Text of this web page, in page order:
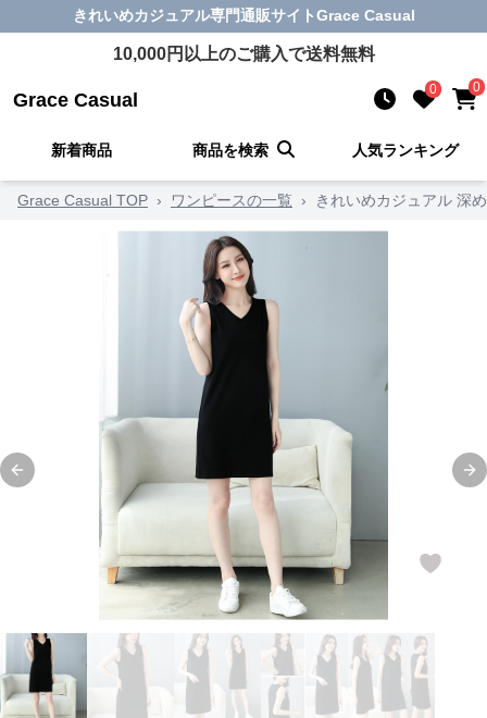
きれいめカジュアル専門通販サイトGrace Casual
10,000円以上のご購入で送料無料
Grace Casual 0 0
新着商品 商品を検索 人気ランキング
Grace Casual TOP › ワンピースの一覧 › きれいめカジュアル 深
Previous slide